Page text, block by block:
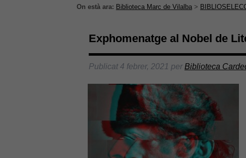
On està ara: Biblioteca Marc de Vilalba >
Exphomenatge al Nobel de
Publicat4 febrer, 2021 perBiblioteca